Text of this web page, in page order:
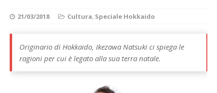
21/03/2018 Cultura, Speciale Hokkaido
Originario di Hokkaido, Ikezawa Natsuki ci spiega le
ragioni per cui è legato alla sua terra natale.